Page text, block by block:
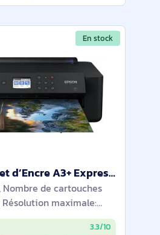
En stock
Imprimante Jet d’Encre A3+ Expression Photo HD XP‐15000 - C11CG43402
Nombre de cartouches
maximale:
Taille de papier de série
A3. Vitesse d'impression
3.3/10